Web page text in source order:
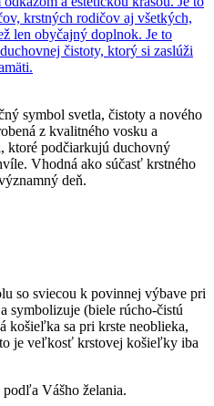
symbol svetla, čistoty a nového
z kvalitného vosku a
ktoré podčiarkujú duchovný
Vhodná ako súčasť krstného
deň.
so sviecou k povinnej výbave pri
symbolizuje (biele rúcho-čistú
košieľka sa pri krste neoblieka,
je veľkosť krstovej košieľky iba
Vášho želania.